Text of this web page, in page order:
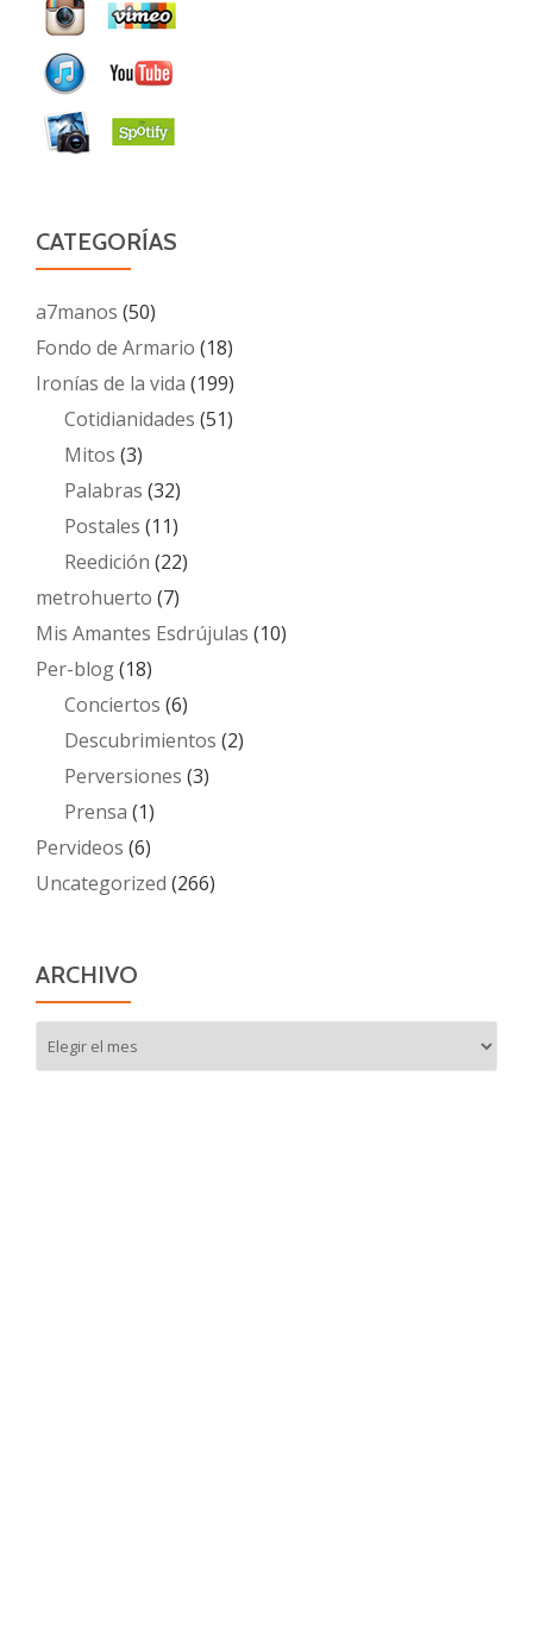
CATEGORÍAS
a7manos (50)
Fondo de Armario (18)
Ironías de la vida (199)
Cotidianidades (51)
Mitos (3)
Palabras (32)
Postales (11)
Reedición (22)
metrohuerto (7)
Mis Amantes Esdrújulas (10)
Per-blog(18)
Conciertos (6)
Descubrimientos (2)
Perversiones (3)
Prensa (1)
Pervideos (6)
Uncategorized (266)
ARCHIVO